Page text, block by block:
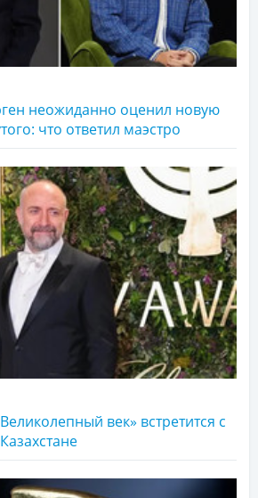
неожиданно оценил новую
что ответил маэстро
век» встретится с